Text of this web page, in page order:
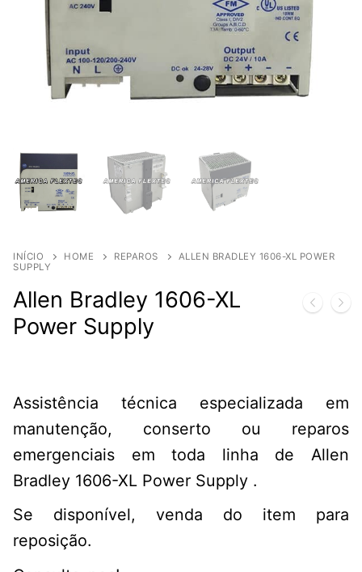
INÍCIO HOME REPAROS
ALLEN BRADLEY 1606-XL POWER
SUPPLY
Allen Bradley 1606-XL
Power Supply
Assistência técnica especializada em
manutenção, conserto ou reparos
emergenciais em toda linha de Allen
Bradley 1606-XL Power Supply .
Se disponível, venda do item para
reposição.